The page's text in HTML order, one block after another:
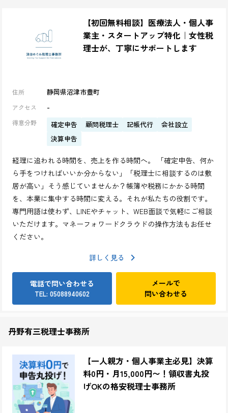
【初回無料相談】医療法人・個人事
業主・スタートアップ特化｜女性税
理士が、丁寧にサポートします
住所 静岡県沼津市豊町
アクセス -
得意分野 確定申告 顧問税理士 記帳代行
会社設立
決算申告
経理に追われる時間を、売上を作る時間へ。 「確定申告、何か
ら手をつければいいか分からない」「税理士に相談するのは敷
居が高い」そう感じていませんか？帳簿や税務にかかる時間
を、本業に集中する時間に変える。それが私たちの役割です。
専門用語は使わず、LINEやチャット、WEB面談で気軽にご相談
いただけます。マネーフォワードクラウドの操作方法もお任せ
ください。
詳しく見る
電話で問い合わせる
TEL: 05088940602
メールで
問い合わせる
丹野有三税理士事務所
【一人親方・個人事業主必見】決算
料0円・月15,000円〜！領収書丸投
げOKの格安税理士事務所